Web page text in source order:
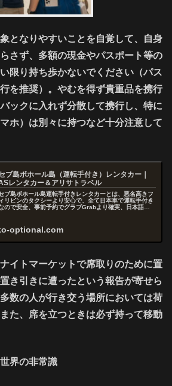
となりやすいことを自覚して、自身
さず、多額の現金やパスポート等の
限り持ち歩かないでください（パス
を推奨）。やむを得ず貴重品を携行
ックに入れず分散して携行し、特に
ホ）は別々に持つなど十分注意して
ブ島ボホール島（運転手付き）レンタカー｜
レンタカー＆アリサトラベル
ブ島ボホール島運転手付きレンタカーとは、悪名高きフ
ィリピンのタクシーより安心で、全て日本車で運転手付き
ので安全、事前予約でグラブGrabより確実、日本語で
optional.com
イトマーケットで席取りのために置
き引きに遭ったという報告が寄せら
数の人が行き交う場所においては荷
た、席を立つときは必ず持って移動
界の非常識